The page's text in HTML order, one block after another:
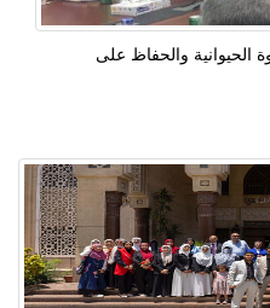
الحيوانية والحفاظ على